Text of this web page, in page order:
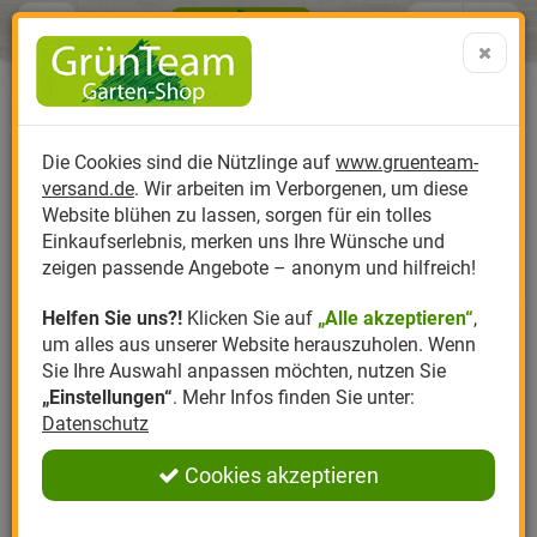
Produktkatalog
Anzucht
Dünger
Erde
Kompost
Pflanzenstärkung
Nützlinge Nützlinge gegen
Nützlingsarten
Nützlingsförderung
Nützlingszubehör
Hersteller
Biplantol
Felco
Gloria
Greenfield
Romberg
Themenwelt
Gemüsegarten
Rasen
Rosen
Ziergarten
Kräutergarten
Ratgeber
Aktuelle Themen
Schädlinge aktuell
Angebote
Sparsets / Set-
Angebote
0 ARTIKEL IM WARENKORB
Ergebnisse (3) Fertig
Menü Search
Vertriebungsmittel gegen
Mader
MARDER-ABWEHRMITTEL
Marder sind bekannt für ihre Vorliebe Kabel durchzubeißen.
Besonders bei Autos kommt es immer wieder zu Schäden,
da der warme Motorraum einen beliebten Aufenthaltsort für
Die Cookies sind die Nützlinge auf www.gruenteam-
versand.de. Wir arbeiten im Verborgenen, um diese
Website blühen zu lassen, sorgen für ein tolles
Einkaufserlebnis, merken uns Ihre Wünsche und
zeigen passende Angebote – anonym und hilfreich!
Helfen Sie uns?! Klicken Sie auf „Alle akzeptieren“,
um alles aus unserer Website herauszuholen. Wenn
Sie Ihre Auswahl anpassen möchten, nutzen Sie
„Einstellungen“. Mehr Infos finden Sie unter:
Datenschutz
Cookies akzeptieren